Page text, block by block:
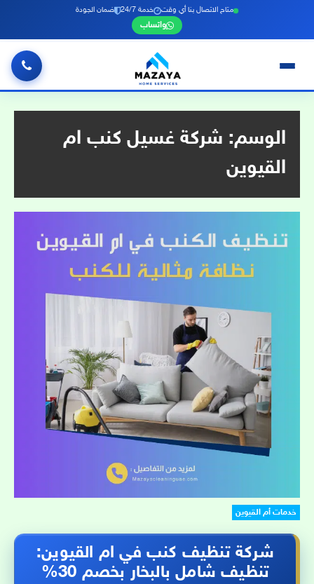
متاح الاتصال بنا أي وقت خدمة 24/7 ضمان الجودة
واتساب
الوسم: شركة غسيل كنب ام
القيوين
خدمات أم القيوين
شركة تنظيف كنب في ام القيوين:
تنظيف شامل بالبخار بخصم 30%